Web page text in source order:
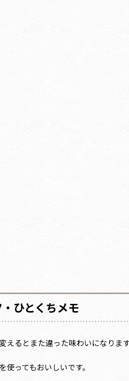
ひとくちメモ
るとまた違った味わいになります
ってもおいしいです。